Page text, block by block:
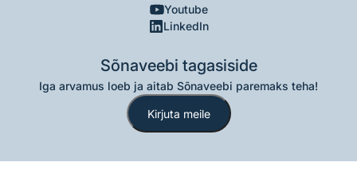
Youtube
LinkedIn
Sõnaveebi tagasiside
Iga arvamus loeb ja aitab Sõnaveebi paremaks teha!
Kirjuta meile